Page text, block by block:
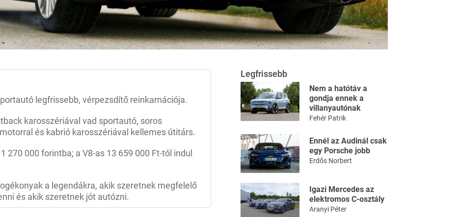
legfrissebb, vérpezsdítő reinkarnációja.
karosszériával vad sportautó, soros
és kabrió karosszériával kellemes útitárs.
270 000 forintba; a V8-as 13 659 000 Ft-tól indul
a legendákra, akik szeretnek megfelelő
és akik szeretnek jót autózni.
Legfrissebb
Nem a hatótáv a
gondja ennek a
villanyautónak
Fehér Patrik
Ennél az Audinál csak
egy Porsche jobb
Erdős Norbert
Igazi Mercedes az
elektromos C-osztály
Aranyi Péter